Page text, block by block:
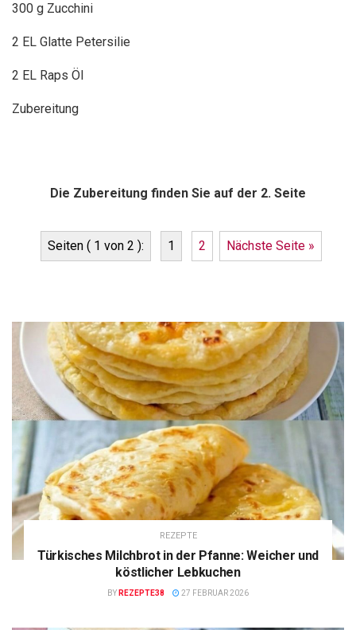
300 g Zucchini
2 EL Glatte Petersilie
2 EL Raps Öl
Zubereitung
Die Zubereitung finden Sie auf der 2. Seite
Seiten ( 1 von 2 ): 1 2 Nächste Seite »
REZEPTE
Türkisches Milchbrot in der Pfanne: Weicher und
köstlicher Lebkuchen
BY REZEPTE38 27 FEBRUAR 2026